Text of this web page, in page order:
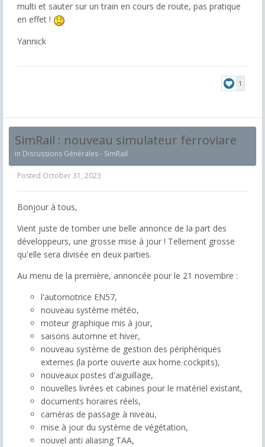
multi et sauter sur un train en cours de route, pas pratique
en effet !
Yannick
1
SimRail : nouveau simulateur ferroviare
in Discussions Générales - SimRail
Posted October 31, 2023
Bonjour à tous,
Vient juste de tomber une belle annonce de la part des
développeurs, une grosse mise à jour ! Tellement grosse
qu'elle sera divisée en deux parties.
Au menu de la première, annoncée pour le 21 novembre :
l'automotrice EN57,
nouveau système météo,
moteur graphique mis à jour,
saisons automne et hiver,
nouveau système de gestion des périphériques
externes (la porte ouverte aux home cockpits),
nouveaux postes d'aiguillage,
nouvelles livrées et cabines pour le matériel existant,
documents horaires réels,
caméras de passage à niveau,
mise à jour du système de végétation,
nouvel anti aliasing TAA,